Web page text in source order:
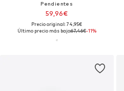
Pendientes
59,96€
Precio original: 74,95€
Último precio más bajo:67,46€-11%